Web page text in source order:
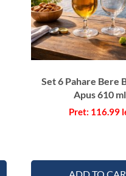
Set 6 Pahare Bere
Apus 610 ml
116.99